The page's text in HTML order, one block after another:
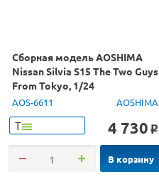
Сборная модель AOSHIMA
Nissan Silvia S15 The Two Guys
From Tokyo, 1/24
AOS-6611 AOSHIMA
Т 4 730 o
В корзину